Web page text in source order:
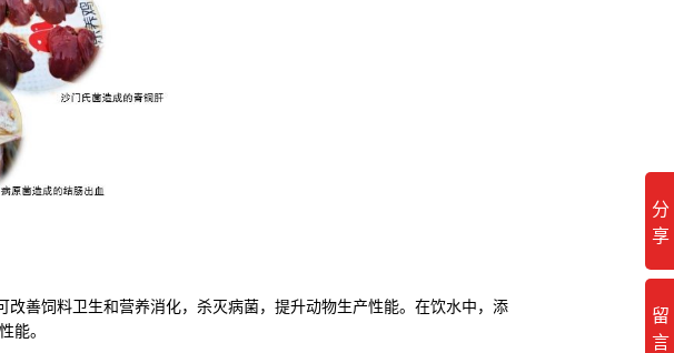
分
享
留
言
善饲料卫生和营养消化，杀灭病菌，提升动物生产性能。在饮水中，添
能。